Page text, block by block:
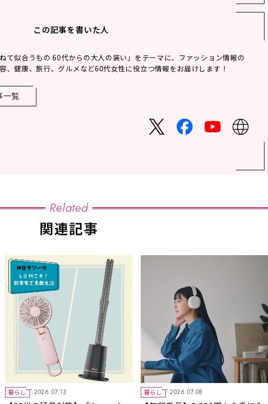
この記事を書いた人
ねて似合うもの 60代からの大人の装い」をテーマに、ファッション情報の
、健康、旅行、グルメなど60代女性に役立つ情報をお届けします！
一覧
Related
関連記事
暮らし 2026.07.13 暮らし 2026.07.08